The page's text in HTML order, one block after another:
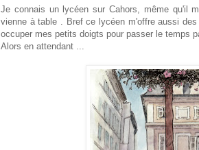
Je connais un lycéen sur Cahors, même qu'il
vienne à table . Bref ce lycéen m'offre aussi
occuper mes petits doigts pour passer le temps
Alors en attendant ...